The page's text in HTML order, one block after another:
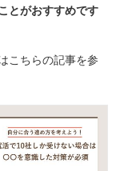
とがおすすめです
こちらの記事を参